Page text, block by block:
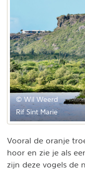
© Wil Weerd
Rif Sint Marie
Vooral de oranje
hoor en zie je als
zijn deze vogels de